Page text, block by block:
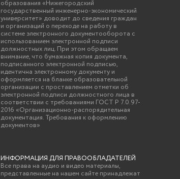
образования «Нижегородский
государственный инженерно-экономический
университет» доводит до сведения граждан
и организаций о переходе на работу в
системе электронного документооборота с
использованием электронной подписи
должностных лиц. При этом обращаем
внимание, что бумажная копия документа,
подписанного электронной подписью,
идентична электронному документу и
оформляется на бланке образовательной
организации с проставлением отметки об
электронной подписи должностного лица в
соответствии с требованиями ГОСТ Р 7.0.97-
2016 «Организационно-распорядительная
документация. Требования к оформлению
документов»
ИНФОРМАЦИЯ ДЛЯ ПРАВООБЛАДАТЕЛЕЙ
Все права на аудио и видео материалы,
представленные на нашем сайте принадлежат